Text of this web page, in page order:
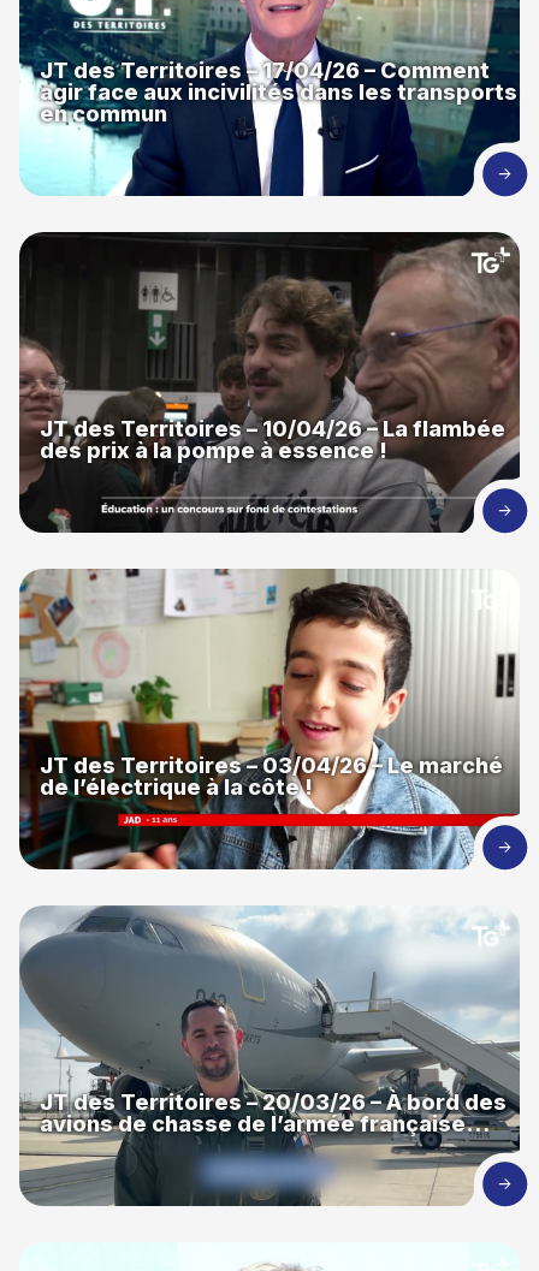
JT des Territoires – 17/04/26 – Comment
agir face aux incivilités dans les transports
en commun
JT des Territoires – 10/04/26 – La flambée
des prix à la pompe à essence !
JT des Territoires – 03/04/26 – Le marché
de l’électrique à la côte !
JT des Territoires – 20/03/26 – À bord des
avions de chasse de l’armée française…